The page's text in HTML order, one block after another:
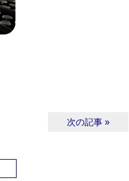
次の記事 »